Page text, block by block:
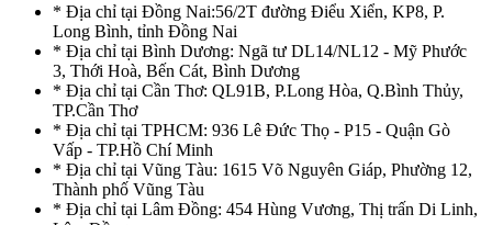
* Địa chỉ tại Đồng Nai:56/2T đường Điểu Xiển, KP8, P.
Long Bình, tỉnh Đồng Nai
* Địa chỉ tại Bình Dương: Ngã tư DL14/NL12 - Mỹ Phước
3, Thới Hoà, Bến Cát, Bình Dương
* Địa chỉ tại Cần Thơ: QL91B, P.Long Hòa, Q.Bình Thủy,
TP.Cần Thơ
* Địa chỉ tại TPHCM: 936 Lê Đức Thọ - P15 - Quận Gò
Vấp - TP.Hồ Chí Minh
* Địa chỉ tại Vũng Tàu: 1615 Võ Nguyên Giáp, Phường 12,
Thành phố Vũng Tàu
* Địa chỉ tại Lâm Đồng: 454 Hùng Vương, Thị trấn Di Linh,